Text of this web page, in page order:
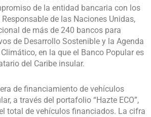
de la entidad bancaria con los
de las Naciones Unidas,
de más de 240 bancos para
de Desarrollo Sostenible y la Agenda
en la que el Banco Popular es
del Caribe insular.
de financiamiento de vehículos
a través del portafolio “Hazte ECO”,
total de vehículos financiados. La cifra